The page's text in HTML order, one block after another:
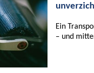
Ein
– und